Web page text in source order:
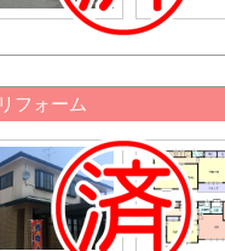
フォーム